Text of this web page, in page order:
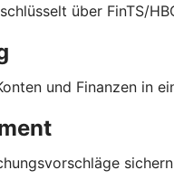
über FinTS/
und Finanzen in